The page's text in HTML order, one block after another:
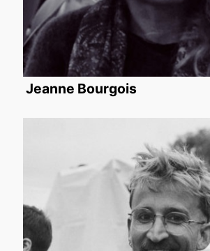
Jeanne Bourgois